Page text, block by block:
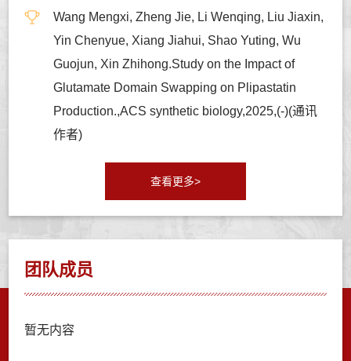
Wang Mengxi, Zheng Jie, Li Wenqing, Liu Jiaxin,
Yin Chenyue, Xiang Jiahui, Shao Yuting, Wu
Guojun, Xin Zhihong.Study on the Impact of
Glutamate Domain Swapping on Plipastatin
Production.,ACS synthetic biology,2025,(-)(通讯
作者)
查看更多>
团队成员
暂无内容